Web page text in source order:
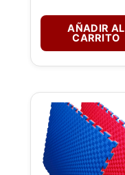
AÑADIR AL
CARRITO